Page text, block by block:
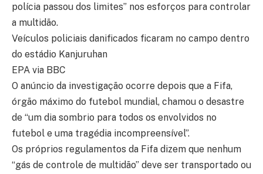
polícia passou dos limites” nos esforços para controlar
a multidão.
Veículos policiais danificados ficaram no campo dentro
do estádio Kanjuruhan
EPA via BBC
O anúncio da investigação ocorre depois que a Fifa,
órgão máximo do futebol mundial, chamou o desastre
de “um dia sombrio para todos os envolvidos no
futebol e uma tragédia incompreensível”.
Os próprios regulamentos da Fifa dizem que nenhum
“gás de controle de multidão” deve ser transportado ou